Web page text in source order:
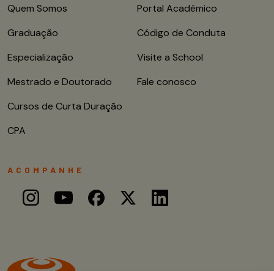
Quem Somos
Graduação
Especialização
Mestrado e Doutorado
Cursos de Curta Duração
CPA
Portal Acadêmico
Código de Conduta
Visite a School
Fale conosco
ACOMPANHE